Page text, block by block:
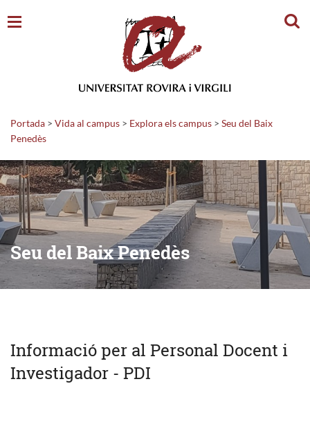
Portada > Vida al campus > Explora els campus > Seu del Baix
Penedès
Seu del Baix Penedès
Informació per al Personal Docent i
Investigador - PDI